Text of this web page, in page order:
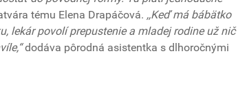
tému Elena Drapáčová. ,,Keď má bábätko
lekár povolí prepustenie a mladej rodine už nič
dodáva pôrodná asistentka s dlhoročnými